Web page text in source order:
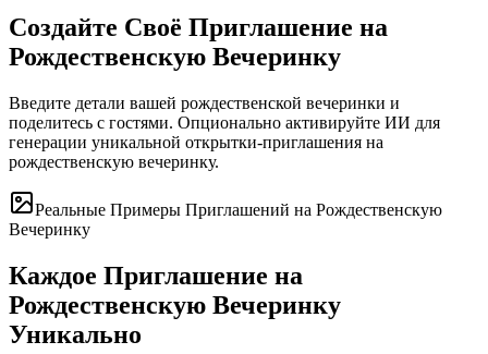
Создайте Своё Приглашение на
Рождественскую Вечеринку
Введите детали вашей рождественской вечеринки и
поделитесь с гостями. Опционально активируйте ИИ для
генерации уникальной открытки-приглашения на
рождественскую вечеринку.
Реальные Примеры Приглашений на Рождественскую
Вечеринку
Каждое Приглашение на
Рождественскую Вечеринку
Уникально